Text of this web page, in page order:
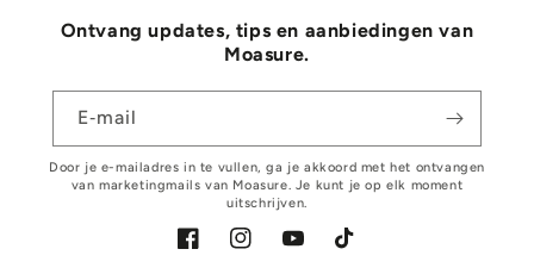
Ontvang updates, tips en aanbiedingen van
Moasure.
E‑mail
Door je e-mailadres in te vullen, ga je akkoord met het ontvangen
van marketingmails van Moasure. Je kunt je op elk moment
uitschrijven.
FacebookInstagramYouTubeTikTok